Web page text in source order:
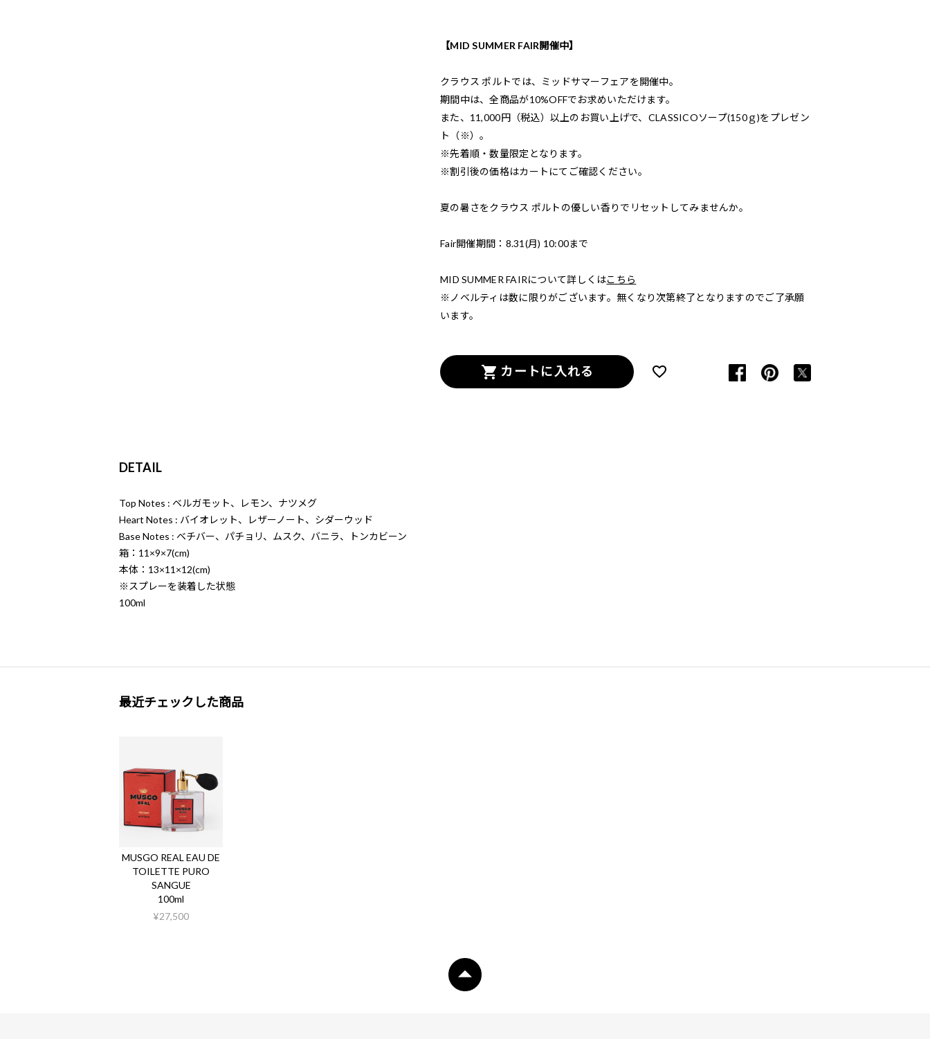
【MID SUMMER FAIR開催中】
クラウス ポルトでは、ミッドサマーフェアを開催中。
期間中は、全商品が10%OFFでお求めいただけます。
また、11,000円（税込）以上のお買い上げで、CLASSICOソープ(150ｇ)をプレゼン
ト（※）。
※先着順・数量限定となります。
※割引後の価格はカートにてご確認ください。
夏の暑さをクラウス ポルトの優しい香りでリセットしてみませんか。
Fair開催期間：8.31(月) 10:00まで
MID SUMMER FAIRについて詳しくはこちら
※ノベルティは数に限りがございます。無くなり次第終了となりますのでご了承願
います。
カートに入れる
DETAIL
Top Notes : ベルガモット、レモン、ナツメグ
Heart Notes : バイオレット、レザーノート、シダーウッド
Base Notes : ベチバー、パチョリ、ムスク、バニラ、トンカビーン
箱：11×9×7(cm)
本体：13×11×12(cm)
※スプレーを装着した状態
100ml
最近チェックした商品
MUSGO REAL EAU DE
TOILETTE PURO
SANGUE
100ml
¥27,500